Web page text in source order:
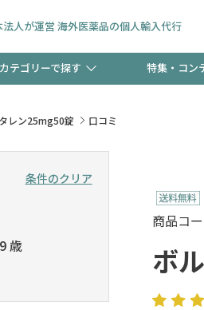
法人が運営 海外医薬品の個人輸入代行
カテゴリーで探す 特集・コン
【早割】お得なクーポ
新規登録で！今すぐ
友だち大募集！限定ク
レン25mg50錠 口コミ
商品コ
ボ
条件のクリア
歳